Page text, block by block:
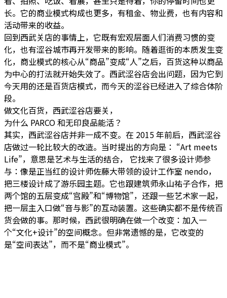
长。它的商业模式构成也更多，有租金、物业费，也有内容和
活动带来的收益。
回到西武关店的事情上，它既有宏观层面人们消费习惯的变
化，也有涩谷城市再开发带来的影响。随着逛街的本质发生变
化，商业模式的核心从“商品”变成“人”之后，百货这种以商品
为中心的打法就开始失效了。西武涩谷店会出问题，因为它到
今天用的还是百货店模式，而今天的涩谷已经进入了综合体阶
段。
做文化百货，西武涩谷店要关，
为什么 PARCO 和无印良品能活？
其实，西武涩谷店并非一成不变。在 2015 年前后，西武涩谷
店做过一轮比较大的改造。当时提出的方向是： “Art meets
Life”，意思是艺术与生活的结合， 它找来了很多设计师参
与：像是正当红的设计师佐藤大带领的设计工作室 nendo，
把三楼设计成了游乐园主题。它也跟建筑师永山祐子合作，把
两个馆的五层变成“宫殿”和“博物馆”，还跟一些艺术家一起，
把一层主入口做“音与影”的互动装置。这些确实都不是传统百
货会做的事。那时候，西武很明确在做一个改变：加入一
个“文化+设计”的空间概念。但非常遗憾的是，它改变的
是“空间表达”，而不是“商业模式”。